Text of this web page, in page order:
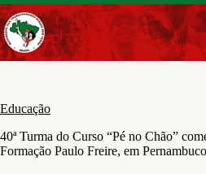
Pular
para
o
conteúdo
Educação
40ª Turma do Curso “Pé no Chão”
Formação Paulo Freire, em Pernambuco